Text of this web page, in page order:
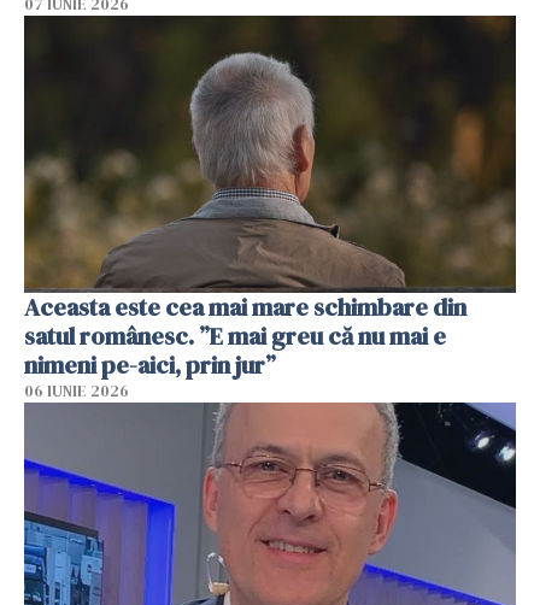
07 IUNIE 2026
Aceasta este cea mai mare schimbare din
satul românesc. ”E mai greu că nu mai e
nimeni pe-aici, prin jur”
06 IUNIE 2026